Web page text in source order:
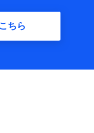
との応対記録（お客様
メールマガジンを提供
及び保険の更改案内等
などの情報）が含まれ
ナンシャルグループが
的、保険商品の内
メーカーや走行距離
情報、ペットの種類
ちら